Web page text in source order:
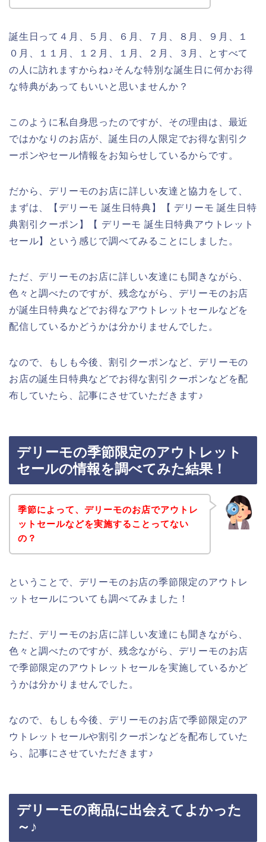
誕生日って４月、５月、６月、７月、８月、９月、１
０月、１１月、１２月、１月、２月、３月、とすべて
の人に訪れますからね♪そんな特別な誕生日に何かお得
な特典があってもいいと思いませんか？
このように私自身思ったのですが、その理由は、最近
ではかなりのお店が、誕生日の人限定でお得な割引ク
ーポンやセール情報をお知らせしているからです。
だから、デリーモのお店に詳しい友達と協力をして、
まずは、【デリーモ 誕生日特典】【 デリーモ 誕生日特
典割引クーポン】【 デリーモ 誕生日特典アウトレット
セール】という感じで調べてみることにしました。
ただ、デリーモのお店に詳しい友達にも聞きながら、
色々と調べたのですが、残念ながら、デリーモのお店
が誕生日特典などでお得なアウトレットセールなどを
配信しているかどうかは分かりませんでした。
なので、もしも今後、割引クーポンなど、デリーモの
お店の誕生日特典などでお得な割引クーポンなどを配
布していたら、記事にさせていただきます♪
デリーモの季節限定のアウトレット
セールの情報を調べてみた結果！
季節によって、デリーモのお店でアウトレ
ットセールなどを実施することってない
の？
ということで、デリーモのお店の季節限定のアウトレ
ットセールについても調べてみました！
ただ、デリーモのお店に詳しい友達にも聞きながら、
色々と調べたのですが、残念ながら、デリーモのお店
で季節限定のアウトレットセールを実施しているかど
うかは分かりませんでした。
なので、もしも今後、デリーモのお店で季節限定のア
ウトレットセールや割引クーポンなどを配布していた
ら、記事にさせていただきます♪
デリーモの商品に出会えてよかった
～♪